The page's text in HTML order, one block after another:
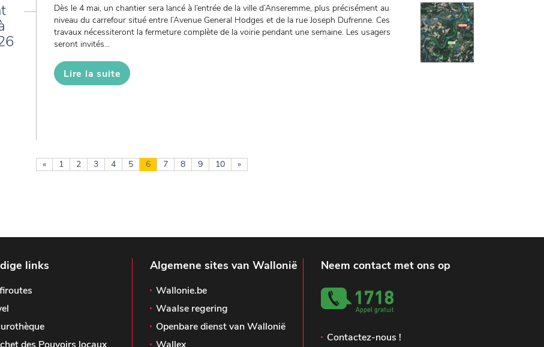
Dès le 4 mai, un chantier sera lancé à l’entrée de la ville d’Anseremme, plus précisément au
niveau du carrefour situé entre l’Avenue General Hodges et de la rue Joseph Dufrenne. Ces
travaux nécessiteront la fermeture complète de la voirie pendant une semaine. Les usagers
seront invités...
Lire la suite
« 1 2 3 4 5 6 7 8 9 10 »
links Algemene sites van Wallonië
Wallonie.be
Waalse regering
Openbare dienst van Wallonië
Neem contact met ons op
Contactez-nous !